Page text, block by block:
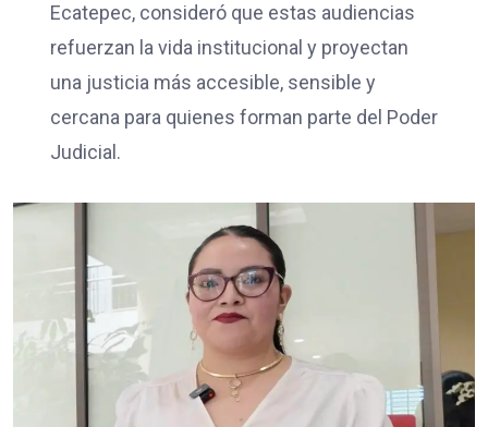
Ecatepec, consideró que estas audiencias
refuerzan la vida institucional y proyectan
una justicia más accesible, sensible y
cercana para quienes forman parte del Poder
Judicial.